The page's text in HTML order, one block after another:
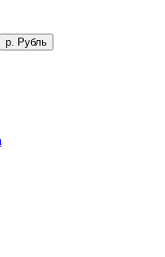
р. Рубль